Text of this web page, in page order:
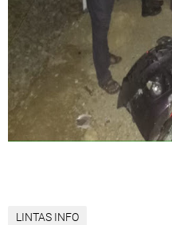
LINTAS INFO